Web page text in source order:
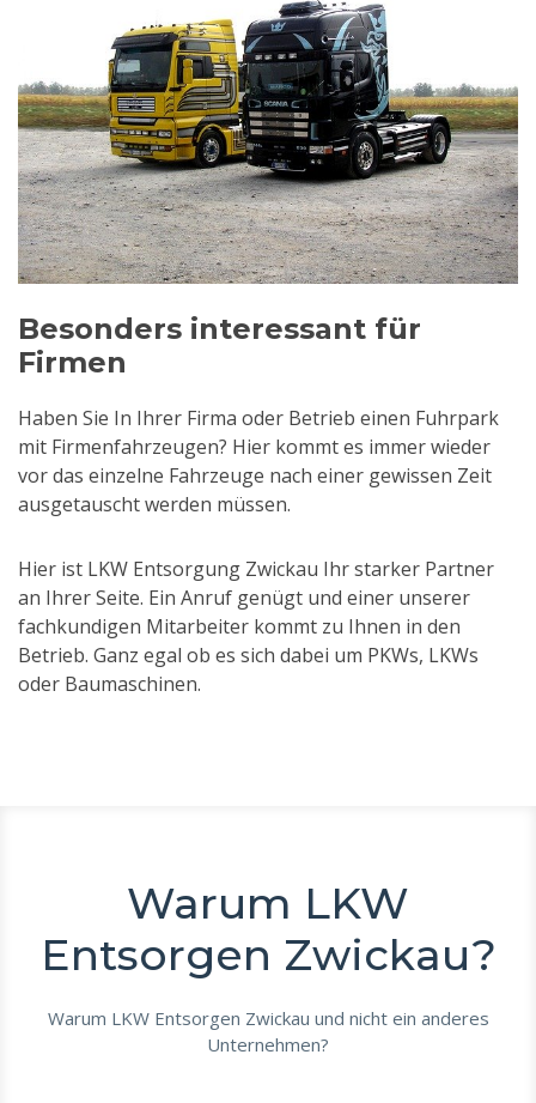
Besonders interessant für
Firmen
Haben Sie In Ihrer Firma oder Betrieb einen Fuhrpark
mit Firmenfahrzeugen? Hier kommt es immer wieder
vor das einzelne Fahrzeuge nach einer gewissen Zeit
ausgetauscht werden müssen.
Hier ist LKW Entsorgung Zwickau Ihr starker Partner
an Ihrer Seite. Ein Anruf genügt und einer unserer
fachkundigen Mitarbeiter kommt zu Ihnen in den
Betrieb. Ganz egal ob es sich dabei um PKWs, LKWs
oder Baumaschinen.
Warum LKW
Entsorgen Zwickau?
Warum LKW Entsorgen Zwickau und nicht ein anderes
Unternehmen?